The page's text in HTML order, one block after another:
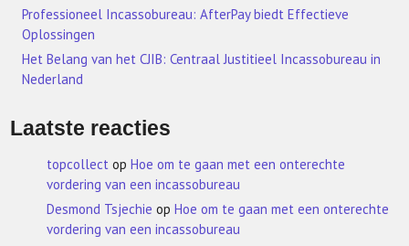
Professioneel Incassobureau: AfterPay biedt Effectieve
Oplossingen
Het Belang van het CJIB: Centraal Justitieel Incassobureau in
Nederland
Laatste reacties
topcollect opHoe om te gaan met een onterechte
vordering van een incassobureau
Desmond Tsjechie opHoe om te gaan met een onterechte
vordering van een incassobureau